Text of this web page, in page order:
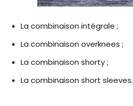
La combinaison intégrale ;
La combinaison overknees ;
La combinaison shorty ;
La combinaison short sleeves.